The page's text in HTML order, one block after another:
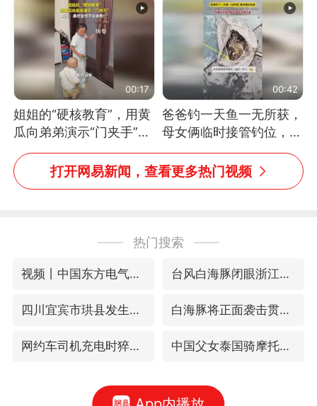
到又舞又武的？
00:17
姐姐的“硬核教育”，用黄
瓜向弟弟演示“门夹手”，
网友：果然言传不如身
教！
00:42
爸爸钓一天鱼一无所获，
母女俩临时接管钓位，用
玩具鱼竿钓上大鱼
打开网易新闻，查看更多热门视频
热门搜索
视频丨中国东方电气集团原党组副书记、董事宋致远被查 台风白海豚闭眼浙江上海处于危险半圆
四川宜宾市珙县发生3.4级地震 白海豚将正面袭击贯穿浙江
网约车司机充电时猝死保险拒赔 中国父女泰国骑摩托车坠崖1死1伤